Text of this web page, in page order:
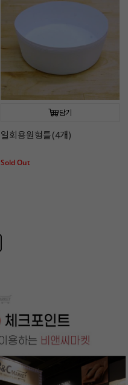
담기
일회용원형틀(4개)
Sold Out